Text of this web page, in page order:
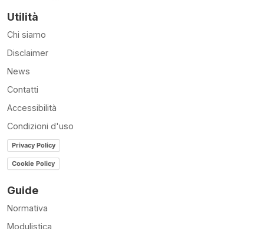
Utilità
Chi siamo
Disclaimer
News
Contatti
Accessibilità
Condizioni d'uso
Privacy Policy
Cookie Policy
Guide
Normativa
Modulistica